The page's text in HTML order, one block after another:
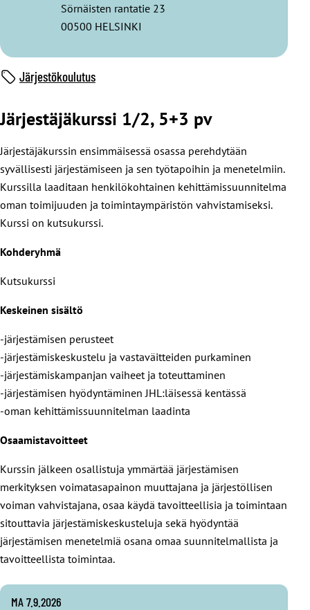
Järjestäjäkurssi 1/2, 5+3 pv
Järjestäjäkurssin ensimmäisessä osassa perehdytään
syvällisesti järjestämiseen ja sen työtapoihin ja menetelmiin.
Kurssilla laaditaan henkilökohtainen kehittämissuunnitelma
oman toimijuuden ja toimintaympäristön vahvistamiseksi.
Kurssi on kutsukurssi.
Kohderyhmä
Kutsukurssi
Keskeinen sisältö
-järjestämisen perusteet
-järjestämiskeskustelu ja vastaväitteiden purkaminen
-järjestämiskampanjan vaiheet ja toteuttaminen
-järjestämisen hyödyntäminen JHL:läisessä kentässä
-oman kehittämissuunnitelman laadinta
Osaamistavoitteet
Kurssin jälkeen osallistuja ymmärtää järjestämisen
merkityksen voimatasapainon muuttajana ja järjestöllisen
voiman vahvistajana, osaa käydä tavoitteellisia ja toimintaan
sitouttavia järjestämiskeskusteluja sekä hyödyntää
järjestämisen menetelmiä osana omaa suunnitelmallista ja
tavoitteellista toimintaa.
MA 7.9.2026
Sörnäisten rantatie 23
00500 HELSINKI
Järjestökoulutus